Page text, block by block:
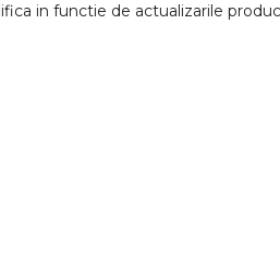
in functie de actualizarile